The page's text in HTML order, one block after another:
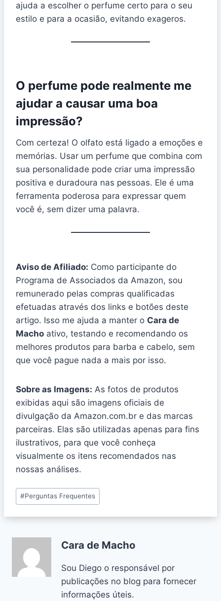
ajuda a escolher o perfume certo para o seu
estilo e para a ocasião, evitando exageros.
O perfume pode realmente me
ajudar a causar uma boa
impressão?
Com certeza! O olfato está ligado a emoções e
memórias. Usar um perfume que combina com
sua personalidade pode criar uma impressão
positiva e duradoura nas pessoas. Ele é uma
ferramenta poderosa para expressar quem
você é, sem dizer uma palavra.
Aviso de Afiliado: Como participante do
Programa de Associados da Amazon, sou
remunerado pelas compras qualificadas
efetuadas através dos links e botões deste
artigo. Isso me ajuda a manter o Cara de
Macho ativo, testando e recomendando os
melhores produtos para barba e cabelo, sem
que você pague nada a mais por isso.
Sobre as Imagens: As fotos de produtos
exibidas aqui são imagens oficiais de
divulgação da Amazon.com.br e das marcas
parceiras. Elas são utilizadas apenas para fins
ilustrativos, para que você conheça
visualmente os itens recomendados nas
nossas análises.
#Perguntas Frequentes
Cara de Macho
Sou Diego o responsável por
publicações no blog para fornecer
informações úteis.